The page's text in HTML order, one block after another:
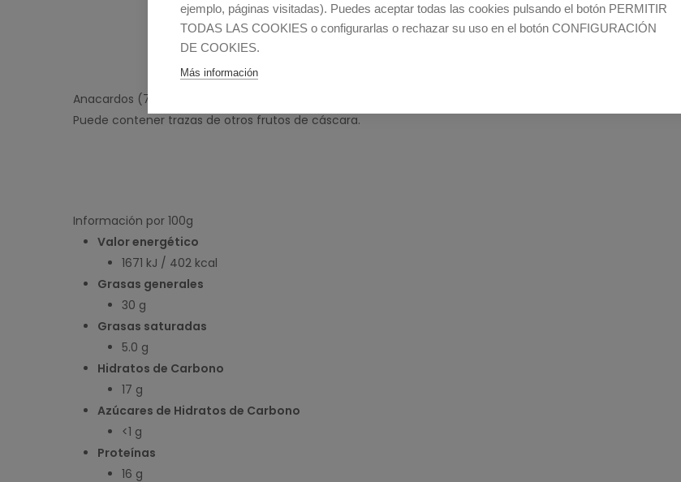
Ingredientes Información nutricional
Anacardos (75%), agua, sal, aroma de trufa y fermentos veganos.
Puede contener trazas de otros frutos de cáscara.
Información por 100g
Valor energético
1671 kJ / 402 kcal
Grasas generales
30 g
Grasas saturadas
5.0 g
Hidratos de Carbono
17 g
Azúcares de Hidratos de Carbono
<1 g
Proteínas
16 g
ejemplo, páginas visitadas). Puedes aceptar todas las cookies pulsando el botón PERMITIR
TODAS LAS COOKIES o configurarlas o rechazar su uso en el botón CONFIGURACIÓN
DE COOKIES.
Más información